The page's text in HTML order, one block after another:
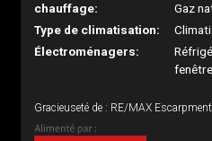
chauffage:
Gaz
Type de climatisation:
Électroménagers:
fenêtre
Gracieuseté de : RE/MAX